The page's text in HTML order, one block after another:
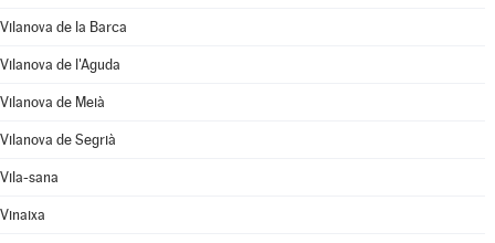
Vilanova de la Barca
Vilanova de l'Aguda
Vilanova de Meià
Vilanova de Segrià
Vila-sana
Vinaixa